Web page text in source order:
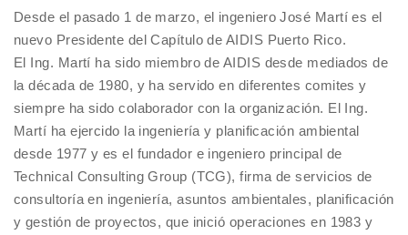
Desde el pasado 1 de marzo, el ingeniero José Martí es el
nuevo Presidente del Capítulo de AIDIS Puerto Rico.
El Ing. Martí ha sido miembro de AIDIS desde mediados de
la década de 1980, y ha servido en diferentes comites y
siempre ha sido colaborador con la organización. El Ing.
Martí ha ejercido la ingeniería y planificación ambiental
desde 1977 y es el fundador e ingeniero principal de
Technical Consulting Group (TCG), firma de servicios de
consultoría en ingeniería, asuntos ambientales, planificación
y gestión de proyectos, que inició operaciones en 1983 y